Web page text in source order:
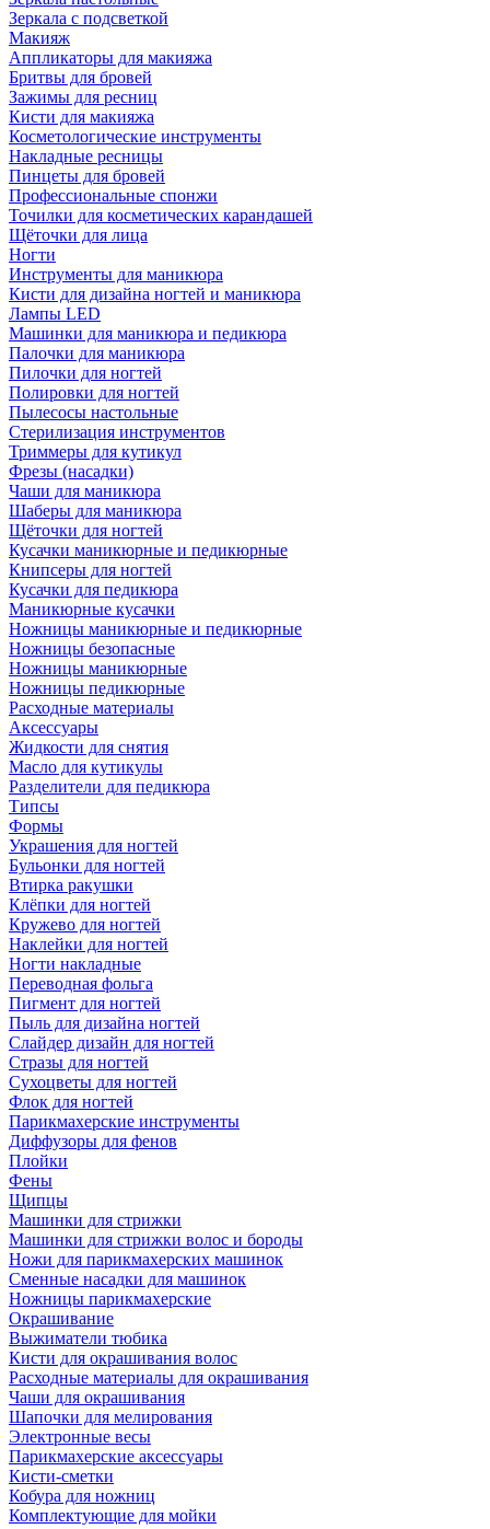
Зеркала с подсветкой
Макияж
Аппликаторы для макияжа
Бритвы для бровей
Зажимы для ресниц
Кисти для макияжа
Косметологические инструменты
Накладные ресницы
Пинцеты для бровей
Профессиональные спонжи
Точилки для косметических карандашей
Щёточки для лица
Ногти
Инструменты для маникюра
Кисти для дизайна ногтей и маникюра
Лампы LED
Машинки для маникюра и педикюра
Палочки для маникюра
Пилочки для ногтей
Полировки для ногтей
Пылесосы настольные
Стерилизация инструментов
Триммеры для кутикул
Фрезы (насадки)
Чаши для маникюра
Шаберы для маникюра
Щёточки для ногтей
Кусачки маникюрные и педикюрные
Книпсеры для ногтей
Кусачки для педикюра
Маникюрные кусачки
Ножницы маникюрные и педикюрные
Ножницы безопасные
Ножницы маникюрные
Ножницы педикюрные
Расходные материалы
Аксессуары
Жидкости для снятия
Масло для кутикулы
Разделители для педикюра
Типсы
Формы
Украшения для ногтей
Бульонки для ногтей
Втирка ракушки
Клёпки для ногтей
Кружево для ногтей
Наклейки для ногтей
Ногти накладные
Переводная фольга
Пигмент для ногтей
Пыль для дизайна ногтей
Слайдер дизайн для ногтей
Стразы для ногтей
Сухоцветы для ногтей
Флок для ногтей
Парикмахерские инструменты
Диффузоры для фенов
Плойки
Фены
Щипцы
Машинки для стрижки
Машинки для стрижки волос и бороды
Ножи для парикмахерских машинок
Сменные насадки для машинок
Ножницы парикмахерские
Окрашивание
Выжиматели тюбика
Кисти для окрашивания волос
Расходные материалы для окрашивания
Чаши для окрашивания
Шапочки для мелирования
Электронные весы
Парикмахерские аксессуары
Кисти-сметки
Кобура для ножниц
Комплектующие для мойки